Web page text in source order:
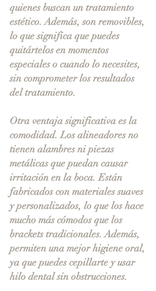
quienes buscan un tratamiento
estético. Además, son removibles,
lo que significa que puedes
quitártelos en momentos
especiales o cuando lo necesites,
sin comprometer los resultados
del tratamiento.
Otra ventaja significativa es la
comodidad. Los alineadores no
tienen alambres ni piezas
metálicas que puedan causar
irritación en la boca. Están
fabricados con materiales suaves
y personalizados, lo que los hace
mucho más cómodos que los
brackets tradicionales. Además,
permiten una mejor higiene oral,
ya que puedes cepillarte y usar
hilo dental sin obstrucciones.